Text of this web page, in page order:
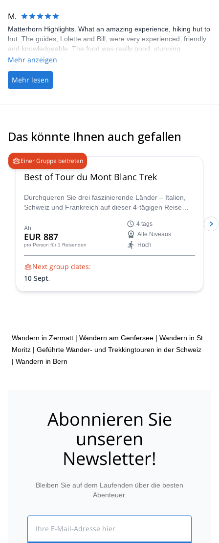
M.
Matterhorn Highlights. What an amazing experience, hiking hut to
hut. The guides, Lolette and Bill, were very experienced, friendly
and knowledgeable. The food was really good, stunning
scenery... just lovely walking with a really great bunch of people..
Mehr anzeigen
Mehr lesen
Das könnte Ihnen auch gefallen
Einer Gruppe beitreten
4.8
Best of Tour du Mont Blanc Trek
Durchqueren Sie drei faszinierende Länder – Italien,
Schweiz und Frankreich auf dieser 4-tägigen Reise
sorgfältig kuratierte Wanderung zeigt das Wesen des
Tour du Mont Blanc und ermöglicht es Ihnen, die
vielfältige Schönheit und das reiche kulturelle Erbe der
Region in einem komprimierten, aber unvergesslichen
Abenteuer zu erleben.
Ab
EUR 887
pro Person für 1 Reisenden
4 tags
Alle Niveaus
Hoch
Next group dates:
10 Sept.
Wandern in Zermatt | Wandern am Genfersee | Wandern in St.
Moritz | Geführte Wander- und Trekkingtouren in der Schweiz
| Wandern in Bern
Abonnieren Sie
unseren
Newsletter!
Bleiben Sie auf dem Laufenden über die besten
Abenteuer.